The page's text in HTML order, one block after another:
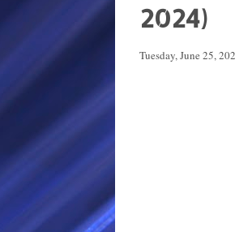
2024)
Tuesday, June 25,